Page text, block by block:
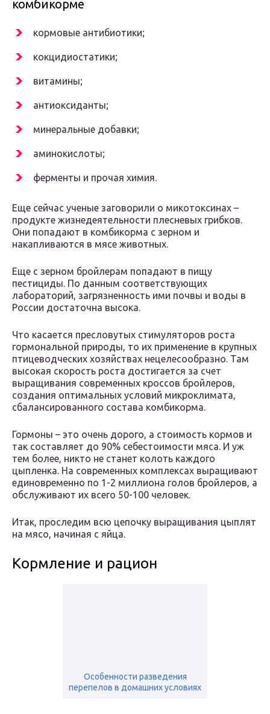
комбикорме
кормовые антибиотики;
кокцидиостатики;
витамины;
антиоксиданты;
минеральные добавки;
аминокислоты;
ферменты и прочая химия.
Еще сейчас ученые заговорили о микотоксинах –
продукте жизнедеятельности плесневых грибков.
Они попадают в комбикорма с зерном и
накапливаются в мясе животных.
Еще с зерном бройлерам попадают в пищу
пестициды. По данным соответствующих
лабораторий, загрязненность ими почвы и воды в
России достаточна высока.
Что касается пресловутых стимуляторов роста
гормональной природы, то их применение в крупных
птицеводческих хозяйствах нецелесообразно. Там
высокая скорость роста достигается за счет
выращивания современных кроссов бройлеров,
создания оптимальных условий микроклимата,
сбалансированного состава комбикорма.
Гормоны – это очень дорого, а стоимость кормов и
так составляет до 90% себестоимости мяса. И уж
тем более, никто не станет колоть каждого
цыпленка. На современных комплексах выращивают
единовременно по 1-2 миллиона голов бройлеров, а
обслуживают их всего 50-100 человек.
Итак, проследим всю цепочку выращивания цыплят
на мясо, начиная с яйца.
Кормление и рацион
Особенности разведения
перепелов в домашних условиях